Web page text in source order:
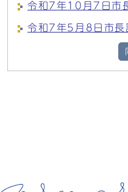
令和7年10月7日市
令和7年5月8日市長